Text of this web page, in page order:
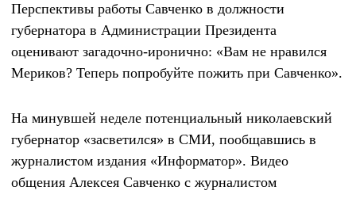
Перспективы работы Савченко в должности
губернатора в Администрации Президента
оценивают загадочно-иронично: «Вам не нравился
Мериков? Теперь попробуйте пожить при Савченко».
На минувшей неделе потенциальный николаевский
губернатор «засветился» в СМИ, пообщавшись в
журналистом издания «Информатор». Видео
общения Алексея Савченко с журналистом